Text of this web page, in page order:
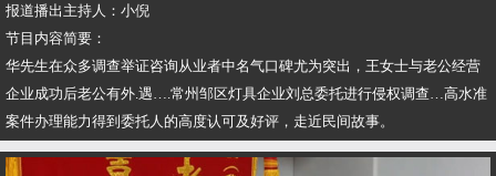
报道播出主持人：小倪
节目内容简要：
华先生在众多调查举证咨询从业者中名气口碑尤为突出，王女士与老公经营
企业成功后老公有外.遇….常州邹区灯具企业刘总委托进行侵权调查…高水准
案件办理能力得到委托人的高度认可及好评，走近民间故事。